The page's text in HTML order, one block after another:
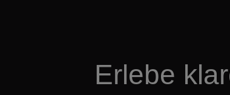
Erlebe